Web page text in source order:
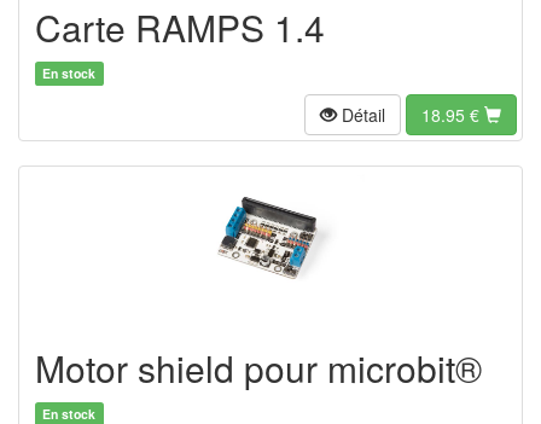
Carte RAMPS 1.4
En stock
Détail 18.95 €
Motor shield pour microbit®
En stock